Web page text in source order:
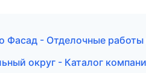
Фасад - Отделочные
округ - Каталог